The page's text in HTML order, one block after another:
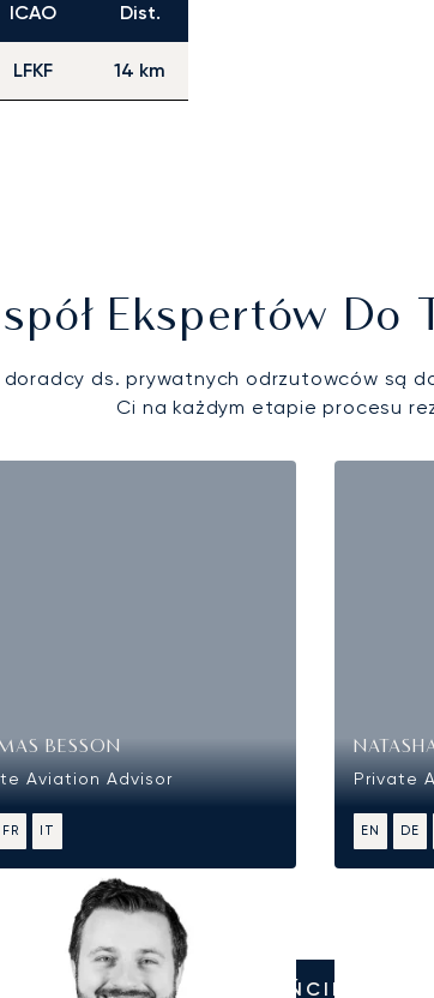
ICAO Dist.
LFKF 14 km
Ekspertów Do
doradcy ds. prywatnych odrzutowców są
Ci na każdym etapie procesu
BESSON
Aviation Advisor
FR IT
Private
EN DE
ZADZWOŃCIE DO